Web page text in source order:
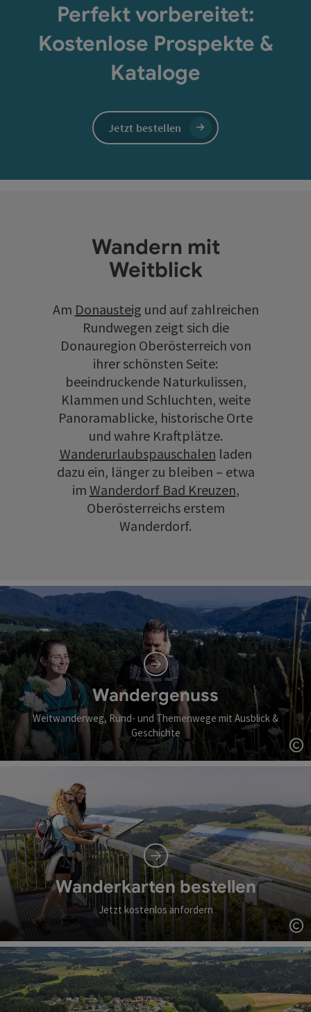
Perfekt vorbereitet:
Kostenlose Prospekte &
Kataloge
Jetzt bestellen
Wandern mit
Weitblick
Am Donausteig und auf zahlreichen
Rundwegen zeigt sich die
Donauregion Oberösterreich von
ihrer schönsten Seite:
beeindruckende Naturkulissen,
Klammen und Schluchten, weite
Panoramablicke, historische Orte
und wahre Kraftplätze.
Wanderurlaubspauschalen laden
dazu ein, länger zu bleiben – etwa
im Wanderdorf Bad Kreuzen,
Oberösterreichs erstem
Wanderdorf.
Wandergenuss
Weitwanderweg, Rund- und Themenwege mit Ausblick &
Geschichte
Wanderkarten bestellen
Jetzt kostenlos anfordern